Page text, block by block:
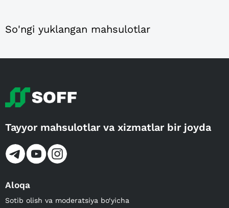
So'ngi yuklangan mahsulotlar
Tayyor mahsulotlar va xizmatlar bir joyda
Aloqa
Sotib olish va moderatsiya bo‘yicha